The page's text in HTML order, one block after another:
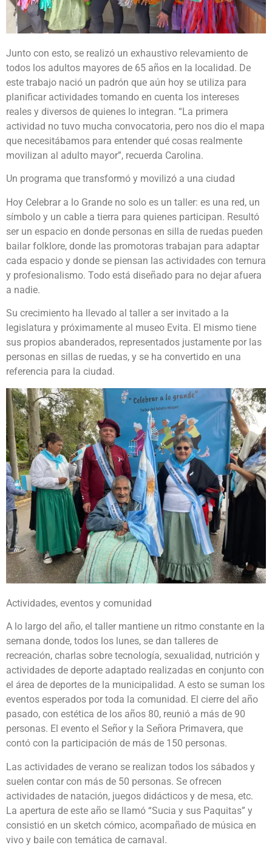
Junto con esto, se realizó un exhaustivo relevamiento de
todos los adultos mayores de 65 años en la localidad. De
este trabajo nació un padrón que aún hoy se utiliza para
planificar actividades tomando en cuenta los intereses
reales y diversos de quienes lo integran. “La primera
actividad no tuvo mucha convocatoria, pero nos dio el mapa
que necesitábamos para entender qué cosas realmente
movilizan al adulto mayor”, recuerda Carolina.
Un programa que transformó y movilizó a una ciudad
Hoy Celebrar a lo Grande no solo es un taller: es una red, un
símbolo y un cable a tierra para quienes participan. Resultó
ser un espacio en donde personas en silla de ruedas pueden
bailar folklore, donde las promotoras trabajan para adaptar
cada espacio y donde se piensan las actividades con ternura
y profesionalismo. Todo está diseñado para no dejar afuera
a nadie.
Su crecimiento ha llevado al taller a ser invitado a la
legislatura y próximamente al museo Evita. El mismo tiene
sus propios abanderados, representados justamente por las
personas en sillas de ruedas, y se ha convertido en una
referencia para la ciudad.
Actividades, eventos y comunidad
A lo largo del año, el taller mantiene un ritmo constante en la
semana donde, todos los lunes, se dan talleres de
recreación, charlas sobre tecnología, sexualidad, nutrición y
actividades de deporte adaptado realizadas en conjunto con
el área de deportes de la municipalidad. A esto se suman los
eventos esperados por toda la comunidad. El cierre del año
pasado, con estética de los años 80, reunió a más de 90
personas. El evento el Señor y la Señora Primavera, que
contó con la participación de más de 150 personas.
Las actividades de verano se realizan todos los sábados y
suelen contar con más de 50 personas. Se ofrecen
actividades de natación, juegos didácticos y de mesa, etc.
La apertura de este año se llamó “Sucia y sus Paquitas” y
consistió en un sketch cómico, acompañado de música en
vivo y baile con temática de carnaval.